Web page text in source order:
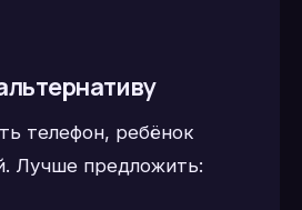
телефон, ребёнок
Лучше предложить: